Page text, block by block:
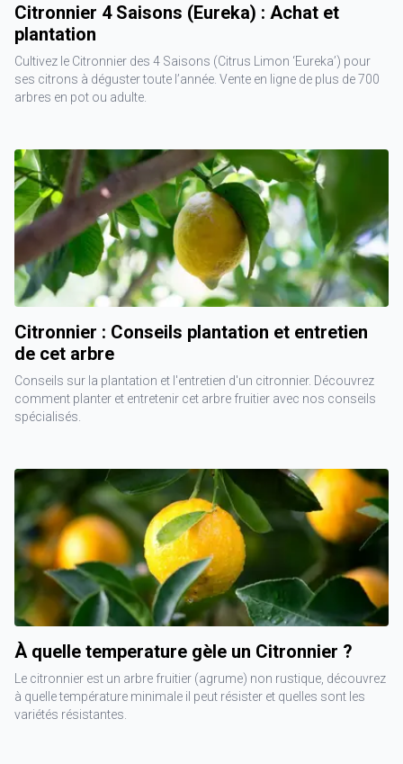
Citronnier 4 Saisons (Eureka) : Achat et
plantation
Cultivez le Citronnier des 4 Saisons (Citrus Limon ‘Eureka’) pour
ses citrons à déguster toute l’année. Vente en ligne de plus de 700
arbres en pot ou adulte.
Citronnier : Conseils plantation et entretien
de cet arbre
Conseils sur la plantation et l'entretien d'un citronnier. Découvrez
comment planter et entretenir cet arbre fruitier avec nos conseils
spécialisés.
À quelle temperature gèle un Citronnier ?
Le citronnier est un arbre fruitier (agrume) non rustique, découvrez
à quelle température minimale il peut résister et quelles sont les
variétés résistantes.